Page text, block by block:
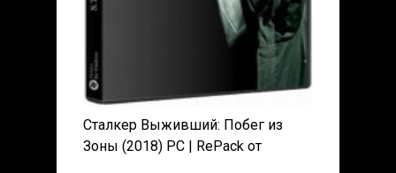
Сталкер Выживший: Побег из
Зоны (2018) PC | RePack от